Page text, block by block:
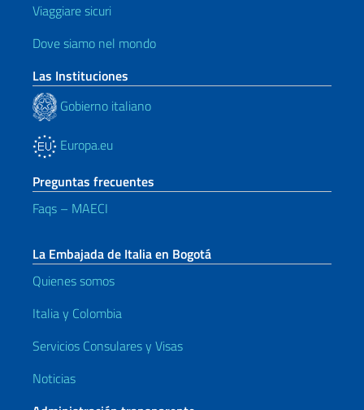
Viaggiare sicuri
Dove siamo nel mondo
Las Instituciones
Gobierno italiano
Europa.eu
Preguntas frecuentes
Faqs – MAECI
La Embajada de Italia en Bogotá
Quienes somos
Italia y Colombia
Servicios Consulares y Visas
Noticias